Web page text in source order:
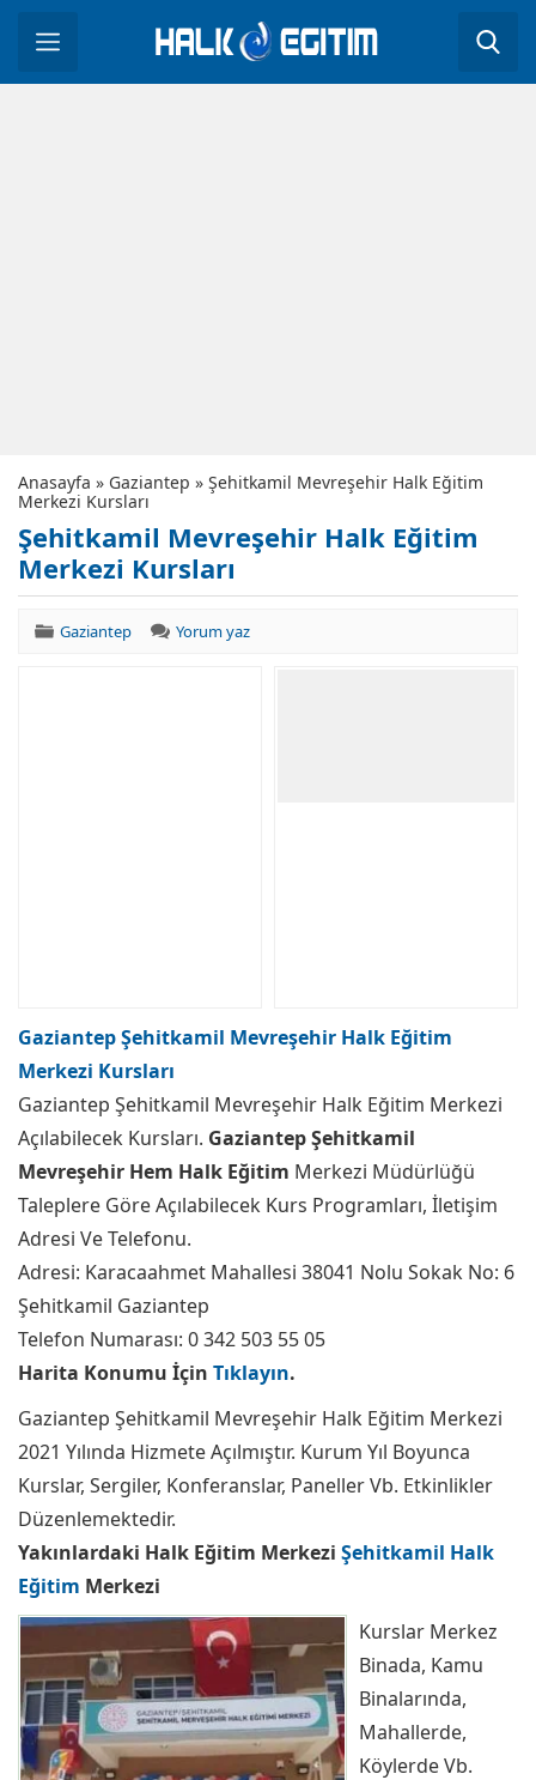
Anasayfa » Gaziantep » Şehitkamil Mevreşehir Halk Eğitim
Merkezi Kursları
Şehitkamil Mevreşehir Halk Eğitim
Merkezi Kursları
Gaziantep Yorum yaz
Gaziantep Şehitkamil Mevreşehir Halk Eğitim
Merkezi Kursları
Gaziantep Şehitkamil Mevreşehir Halk Eğitim Merkezi
Açılabilecek Kursları. Gaziantep Şehitkamil
Mevreşehir Hem Halk Eğitim Merkezi Müdürlüğü
Taleplere Göre Açılabilecek Kurs Programları, İletişim
Adresi Ve Telefonu.
Adresi: Karacaahmet Mahallesi 38041 Nolu Sokak No: 6
Şehitkamil Gaziantep
Telefon Numarası: 0 342 503 55 05
Harita Konumu İçin Tıklayın.
Gaziantep Şehitkamil Mevreşehir Halk Eğitim Merkezi
2021 Yılında Hizmete Açılmıştır. Kurum Yıl Boyunca
Kurslar, Sergiler, Konferanslar, Paneller Vb. Etkinlikler
Düzenlemektedir.
Yakınlardaki Halk Eğitim Merkezi Şehitkamil Halk
Eğitim Merkezi
Kurslar Merkez
Binada, Kamu
Binalarında,
Mahallerde,
Köylerde Vb.